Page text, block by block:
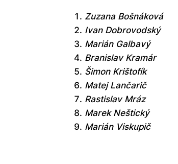
Zuzana Bošnáková
Ivan Dobrovodský
Marián Galbavý
Branislav Kramár
Šimon Krištofík
Matej Lančarič
Rastislav Mráz
Marek Neštický
Marián Viskupič